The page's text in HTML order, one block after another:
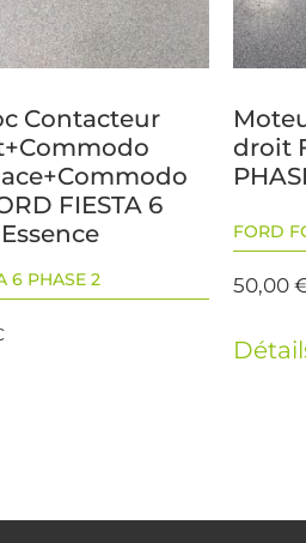
Contacteur
FIESTA 6
6 PHASE 2
droit
FORD
50,00